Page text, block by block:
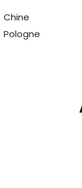
Chine
Pologne